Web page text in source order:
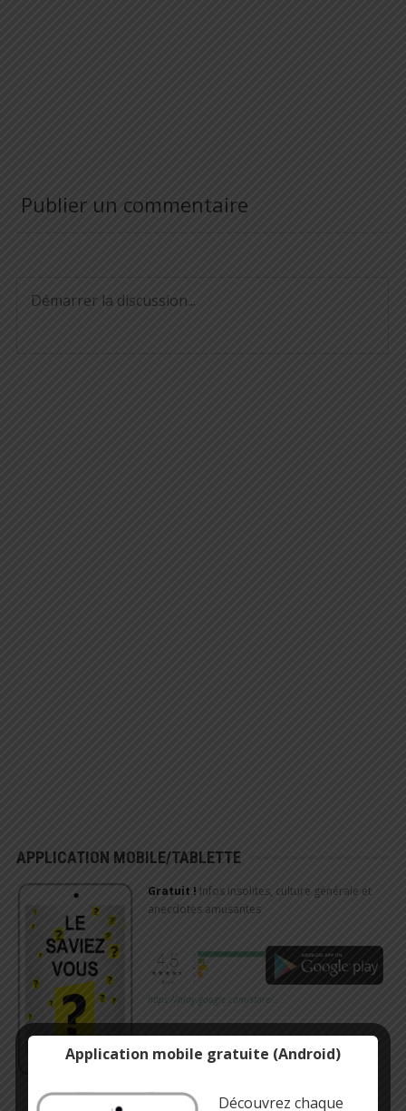
Publier un commentaire
APPLICATION MOBILE/TABLETTE
Gratuit ! Infos insolites, culture générale et
anecdotes amusantes
https://play.google.com/store/…
Application mobile gratuite (Android)
Découvrez chaque